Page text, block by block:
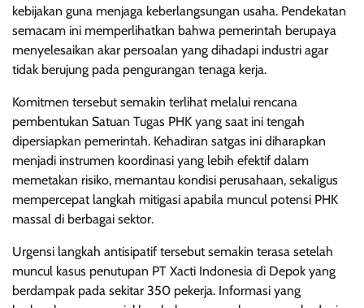
kebijakan guna menjaga keberlangsungan usaha. Pendekatan
semacam ini memperlihatkan bahwa pemerintah berupaya
menyelesaikan akar persoalan yang dihadapi industri agar
tidak berujung pada pengurangan tenaga kerja.
Komitmen tersebut semakin terlihat melalui rencana
pembentukan Satuan Tugas PHK yang saat ini tengah
dipersiapkan pemerintah. Kehadiran satgas ini diharapkan
menjadi instrumen koordinasi yang lebih efektif dalam
memetakan risiko, memantau kondisi perusahaan, sekaligus
mempercepat langkah mitigasi apabila muncul potensi PHK
massal di berbagai sektor.
Urgensi langkah antisipatif tersebut semakin terasa setelah
muncul kasus penutupan PT Xacti Indonesia di Depok yang
berdampak pada sekitar 350 pekerja. Informasi yang